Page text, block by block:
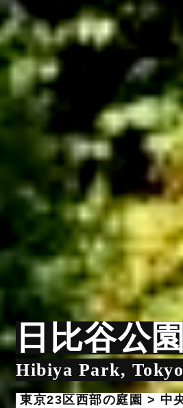
日比谷公園
Hibiya Park, Tokyo